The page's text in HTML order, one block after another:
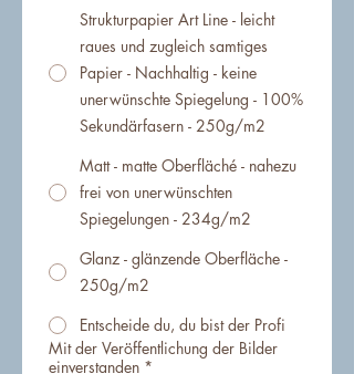
Strukturpapier Art Line - leicht
raues und zugleich samtiges
Papier - Nachhaltig - keine
unerwünschte Spiegelung - 100%
Sekundärfasern - 250g/m2
Matt - matte Oberfläché - nahezu
frei von unerwünschten
Spiegelungen - 234g/m2
Glanz - glänzende Oberfläche -
250g/m2
Entscheide du, du bist der Profi
Mit der Veröffentlichung der Bilder
einverstanden *